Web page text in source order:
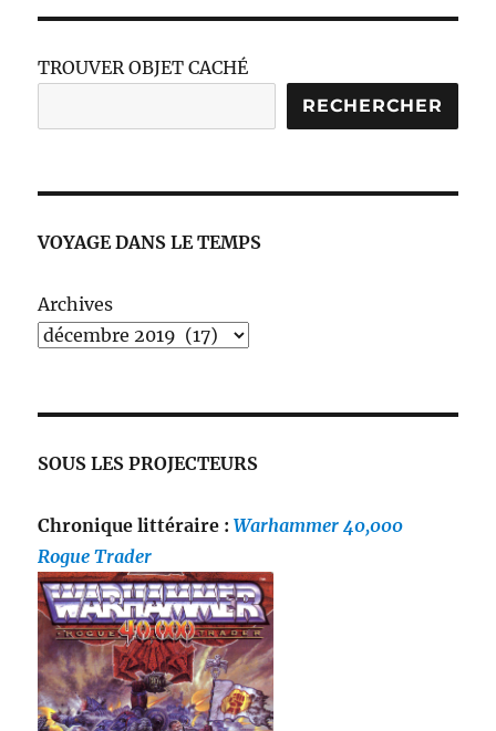
TROUVER OBJET CACHÉ
RECHERCHER
VOYAGE DANS LE TEMPS
Archives
SOUS LES PROJECTEURS
Chronique littéraire :Warhammer 40,000
Rogue Trader